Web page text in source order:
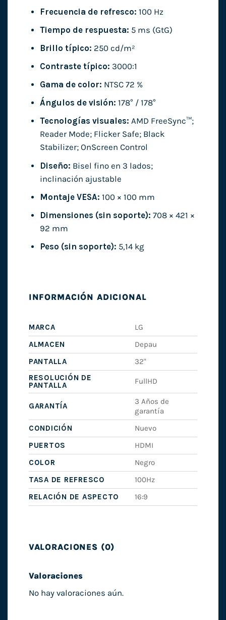
Frecuencia de refresco: 100 Hz
Tiempo de respuesta: 5 ms (GtG)
Brillo típico: 250 cd/m²
Contraste típico: 3000:1
Gama de color: NTSC 72 %
Ángulos de visión: 178° / 178°
Tecnologías visuales: AMD FreeSync™;
Reader Mode; Flicker Safe; Black
Stabilizer; OnScreen Control
Diseño: Bisel fino en 3 lados;
inclinación ajustable
Montaje VESA: 100 × 100 mm
Dimensiones (sin soporte): 708 × 421 ×
92 mm
Peso (sin soporte): 5,14 kg
INFORMACIÓN ADICIONAL
MARCA
LG
ALMACEN
Depau
PANTALLA
32"
RESOLUCIÓN DE
PANTALLA
FullHD
GARANTÍA
3 Años de
garantía
CONDICIÓN
Nuevo
PUERTOS
HDMI
COLOR
Negro
TASA DE REFRESCO
100Hz
RELACIÓN DE ASPECTO
16:9
VALORACIONES (0)
Valoraciones
No hay valoraciones aún.